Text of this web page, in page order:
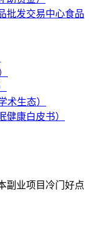
批发交易中心食品
术生态）
健康白皮书）
副业项目冷门好点